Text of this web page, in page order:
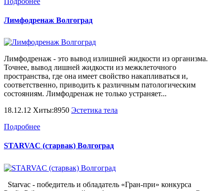
Лимфодренаж Волгоград
Лимфодренаж - это вывод излишней жидкости из организма.
Точнее, вывод лишней жидкости из межклеточного
пространства, где она имеет свойство накапливаться и,
соответственно, приводить к различным патологическим
состояниям. Лимфодренаж не только устраняет...
18.12.12 Хиты:8950 Эстетика тела
Подробнее
STARVAC (старвак) Волгоград
Starvac - победитель и обладатель «Гран-при» конкурса